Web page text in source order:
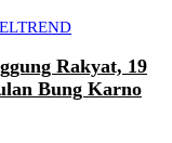
TREND
Rakyat, 19
Bung Karno